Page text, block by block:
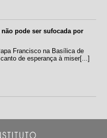
pode ser sufocada por
Francisco na Basílica de
de esperança à miser[...]